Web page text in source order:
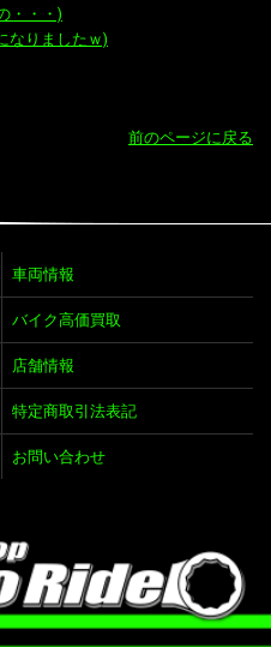
・・・)
なりましたｗ)
前のページに戻る
車両情報
バイク高価買取
店舗情報
特定商取引法表記
お問い合わせ